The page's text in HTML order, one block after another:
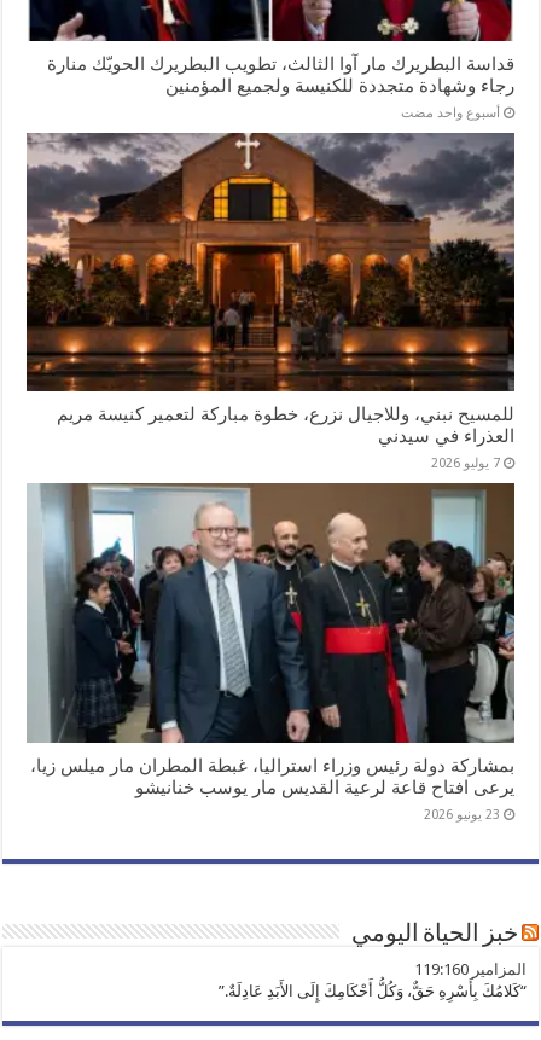
قداسة البطريرك مار آوا الثالث، تطويب البطريرك الحويّك منارة
رجاء وشهادة متجددة للكنيسة ولجميع المؤمنين
‏أسبوع واحد مضت
للمسيح نبني، وللاجيال نزرع، خطوة مباركة لتعمير كنيسة مريم
العذراء في سيدني
7 يوليو 2026
بمشاركة دولة رئيس وزراء استراليا، غبطة المطران مار ميلس زيا،
يرعى افتاح قاعة لرعية القديس مار يوسب خنانيشو
23 يونيو 2026
خبز الحياة اليومي
ﺍﻟﻤﺰﺍﻣﻴﺮ 119:160
“كَلامُكَ بِأَسْرِهِ حَقٌّ، وَكُلُّ أَحْكَامِكَ إِلَى الأَبَدِ عَادِلَةٌ.”